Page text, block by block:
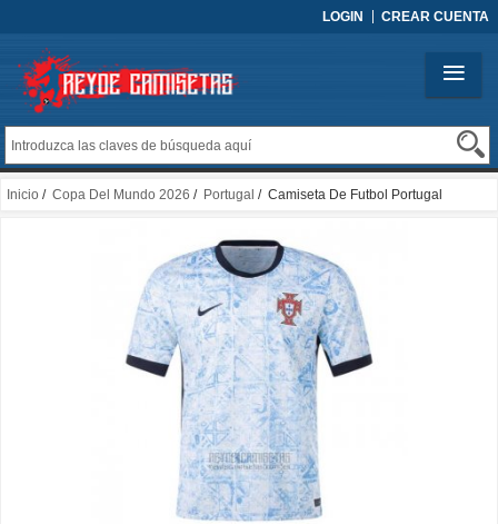
LOGIN CREAR CUENTA
Inicio / Copa Del Mundo 2026 / Portugal / Camiseta De Futbol Portugal